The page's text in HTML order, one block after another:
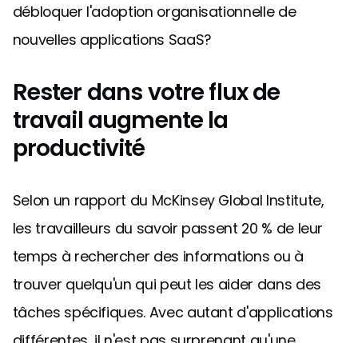
débloquer l'adoption organisationnelle de
nouvelles applications SaaS?
Rester dans votre flux de
travail augmente la
productivité
Selon un rapport du McKinsey Global Institute,
les travailleurs du savoir passent 20 % de leur
temps à rechercher des informations ou à
trouver quelqu'un qui peut les aider dans des
tâches spécifiques. Avec autant d'applications